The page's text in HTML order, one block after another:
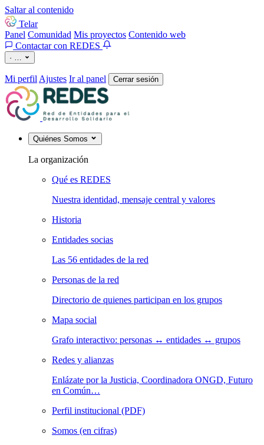
Saltar al contenido
Telar
Panel Comunidad Mis proyectos Contenido web
Contactar con REDES
· …
Mi perfil Ajustes Ir al panel Cerrar sesión
Quiénes Somos
La organización
Qué es REDES
Nuestra identidad, mensaje central y valores
Historia
Entidades socias
Las 56 entidades de la red
Personas de la red
Directorio de quienes participan en los grupos
Mapa social
Grafo interactivo: personas ↔ entidades ↔ grupos
Redes y alianzas
Enlázate por la Justicia, Coordinadora ONGD, Futuro
en Común…
Perfil institucional (PDF)
Somos (en cifras)